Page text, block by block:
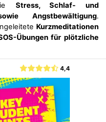
Stress, Schlaf- und
Angstbewältigung.
Kurzmeditationen
Übungen für plötzliche